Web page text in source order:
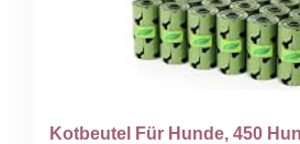
Kotbeutel Für Hunde, 450